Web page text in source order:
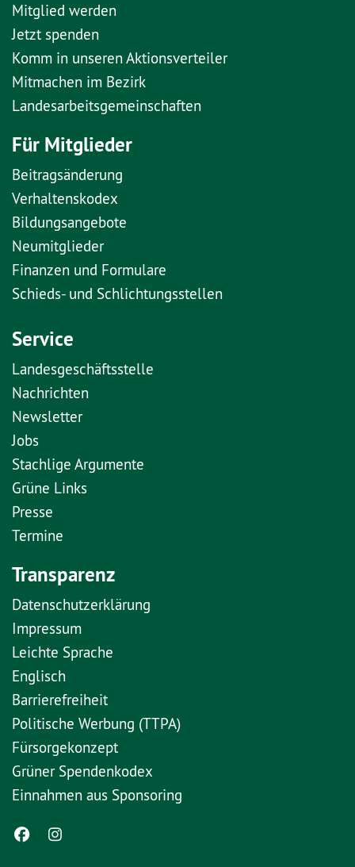
Mitglied werden
Jetzt spenden
Komm in unseren Aktionsverteiler
Mitmachen im Bezirk
Landesarbeitsgemeinschaften
Für Mitglieder
Beitragsänderung
Verhaltenskodex
Bildungsangebote
Neumitglieder
Finanzen und Formulare
Schieds- und Schlichtungsstellen
Service
Landesgeschäftsstelle
Nachrichten
Newsletter
Jobs
Stachlige Argumente
Grüne Links
Presse
Termine
Transparenz
Datenschutzerklärung
Impressum
Leichte Sprache
Englisch
Barrierefreiheit
Politische Werbung (TTPA)
Fürsorgekonzept
Grüner Spendenkodex
Einnahmen aus Sponsoring